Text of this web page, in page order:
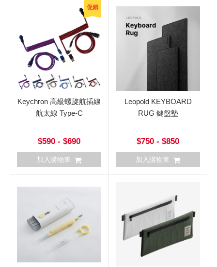
促銷
Keychron 高級螺旋航插線
航太線 Type-C
$590 - $690
加入購物車
Leopold KEYBOARD
RUG 鍵盤墊
$750 - $850
加入購物車